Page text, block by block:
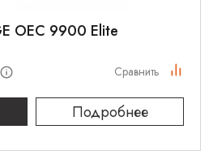
OEC 9900 Elite
Подробнее
Сравнить